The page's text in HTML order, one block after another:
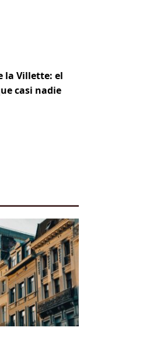
la Villette: el
casi nadie